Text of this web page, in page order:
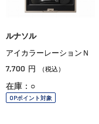
ルナソル
アイカラーレーションＮ
7,700 円 （税込）
在庫：○
OPポイント対象